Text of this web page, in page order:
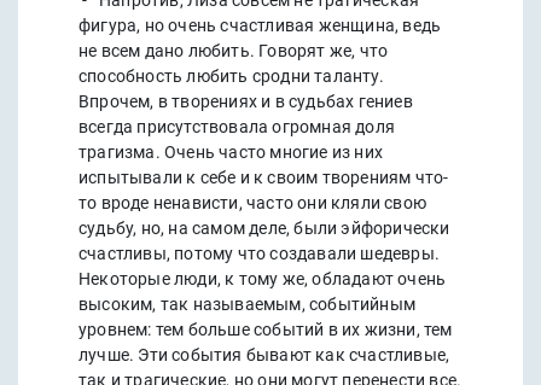
фигура, но очень счастливая женщина, ведь
не всем дано любить. Говорят же, что
способность любить сродни таланту.
Впрочем, в творениях и в судьбах гениев
всегда присутствовала огромная доля
трагизма. Очень часто многие из них
испытывали к себе и к своим творениям что-
то вроде ненависти, часто они кляли свою
судьбу, но, на самом деле, были эйфорически
счастливы, потому что создавали шедевры.
Некоторые люди, к тому же, обладают очень
высоким, так называемым, событийным
уровнем: тем больше событий в их жизни, тем
лучше. Эти события бывают как счастливые,
так и трагические, но они могут перенести все.